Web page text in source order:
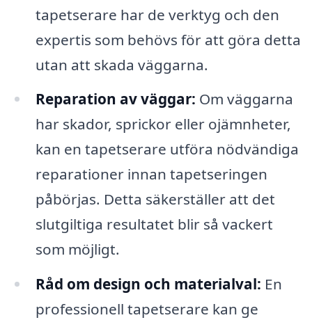
tapetserare har de verktyg och den
expertis som behövs för att göra detta
utan att skada väggarna.
Reparation av väggar: Om väggarna
har skador, sprickor eller ojämnheter,
kan en tapetserare utföra nödvändiga
reparationer innan tapetseringen
påbörjas. Detta säkerställer att det
slutgiltiga resultatet blir så vackert
som möjligt.
Råd om design och materialval: En
professionell tapetserare kan ge